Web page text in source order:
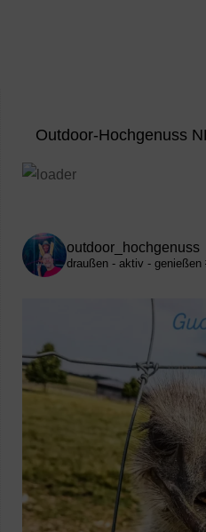
Outdoor-Hochgenuss
outdoor_hochgenuss
draußen - aktiv - genießen